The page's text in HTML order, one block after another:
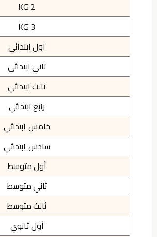
KG 2
KG 3
اول ابتدائي
ثاني ابتدائي
ثالث ابتدائي
رابع ابتدائي
خامس ابتدائي
سادس ابتدائي
أول متوسط
ثاني متوسط
ثالث متوسط
أول ثانوي